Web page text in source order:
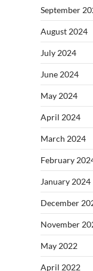
September
August 2024
July 2024
June 2024
May 2024
April 2024
March 2024
February
January 2024
December
November
May 2022
April 2022